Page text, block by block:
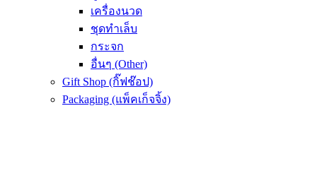
เครื่องนวด
ชุดทำเล็บ
กระจก
อื่นๆ (Other)
Gift Shop (กิ๊ฟช๊อป)
Packaging (แพ็คเก็จจิ้ง)